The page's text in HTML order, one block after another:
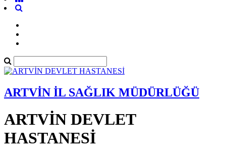
ARTVİN İL SAĞLIK MÜDÜRLÜĞÜ
ARTVİN DEVLET
HASTANESİ